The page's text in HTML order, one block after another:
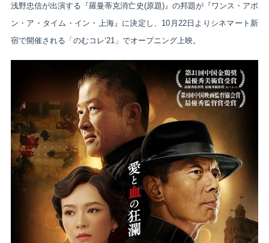
浅野忠信が出演する『羅曼蒂克消亡史(原題)』の邦題が『ワンス・アポ
ン・ア・タイム・イン・上海』に決定し、10月22日よりシネマート新
宿で開催される「のむコレ’21」でオープニング上映。